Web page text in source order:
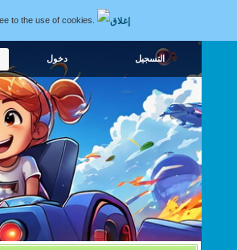
to the use of cookies.
التسجيل